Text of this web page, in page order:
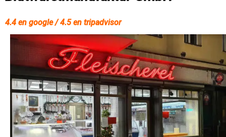
4.4 en google / 4.5 en tripadvisor